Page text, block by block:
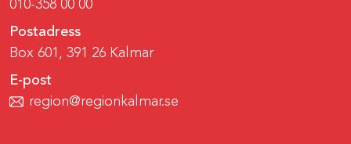
010-358 00 00
Postadress
Box 601, 391 26 Kalmar
E-post
region@regionkalmar.se